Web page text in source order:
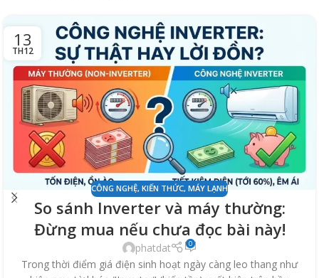
13
TH12
CÔNG NGHỆ, KIẾN THỨC, MÁY LẠNH
So sánh Inverter và máy thường:
Đừng mua nếu chưa đọc bài này!
phatdat 0
Trong thời điểm giá điện sinh hoạt ngày càng leo thang như